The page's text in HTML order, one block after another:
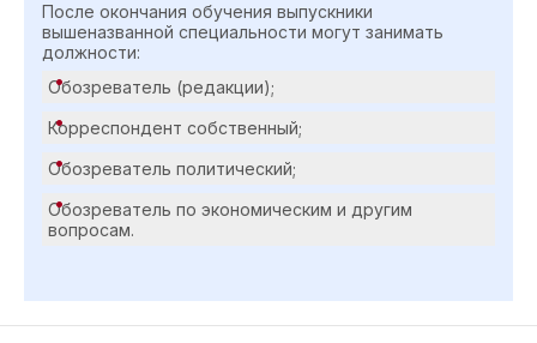
После окончания обучения выпускники
вышеназванной специальности могут занимать
должности:
Обозреватель (редакции);
Корреспондент собственный;
Обозреватель политический;
Обозреватель по экономическим и другим
вопросам.